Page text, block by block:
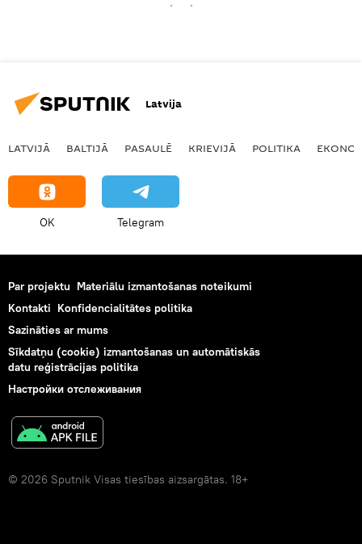
Latvija
LATVIJĀ BALTIJĀ PASAULĒ KRIEVIJĀ POLITIKA
OK Telegram
Par projektu Materiālu izmantošanas noteikumi
Kontakti Konfidencialitātes politika
Sazināties ar mums
Sīkdatņu (cookie) izmantošanas un automātiskās
datu reģistrācijas politika
Настройки отслеживания
© 2026 Sputnik Visas tiesības aizsargātas. 18+